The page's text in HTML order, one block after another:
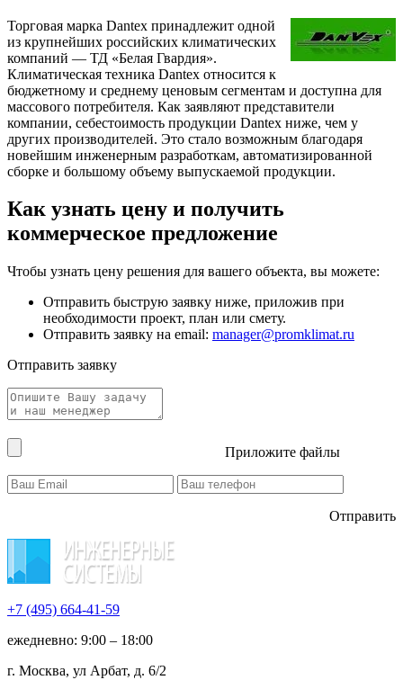
Торговая марка Dantex принадлежит одной
из крупнейших российских климатических
компаний — ТД «Белая Гвардия».
Климатическая техника Dantex относится к
бюджетному и среднему ценовым сегментам и доступна для
массового потребителя. Как заявляют представители
компании, себестоимость продукции Dantex ниже, чем у
других производителей. Это стало возможным благодаря
новейшим инженерным разработкам, автоматизированной
сборке и большому объему выпускаемой продукции.
Как узнать цену и получить
коммерческое предложение
Чтобы узнать цену решения для вашего объекта, вы можете:
Отправить быструю заявку ниже, приложив при
необходимости проект, план или смету.
Отправить заявку на email: manager@promklimat.ru
Отправить заявку
Приложите файлы
Отправить
+7 (495) 664-41-59
ежедневно: 9:00 – 18:00
г. Москва, ул Арбат, д. 6/2